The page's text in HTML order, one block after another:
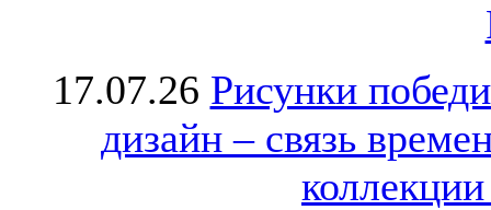
17.07.26 Рисунки
дизайн – связь